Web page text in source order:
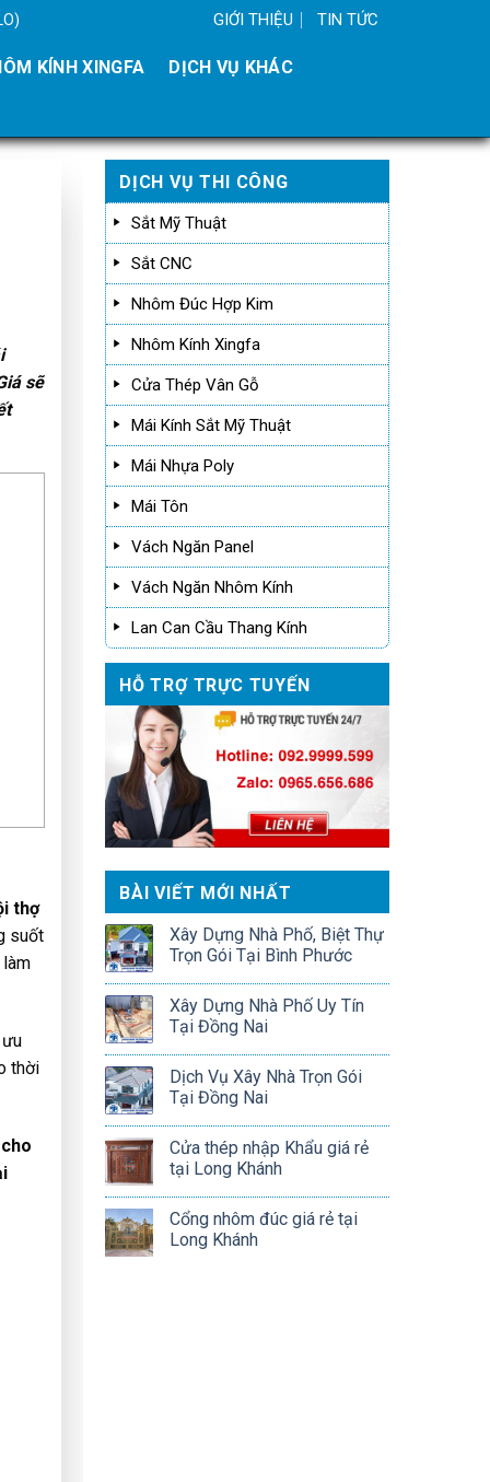
GIỚI THIỆU TIN TỨC
KÍNH XINGFA DỊCH VỤ KHÁC
sẽ
thợ
suốt
thời
DỊCH VỤ THI CÔNG
Sắt Mỹ Thuật
Sắt CNC
Nhôm Đúc Hợp Kim
Nhôm Kính Xingfa
Cửa Thép Vân Gỗ
Mái Kính Sắt Mỹ Thuật
Mái Nhựa Poly
Mái Tôn
Vách Ngăn Panel
Vách Ngăn Nhôm Kính
Lan Can Cầu Thang Kính
HỖ TRỢ TRỰC TUYẾN
BÀI VIẾT MỚI NHẤT
Xây Dựng Nhà Phố, Biệt Thự
Trọn Gói Tại Bình Phước
Xây Dựng Nhà Phố Uy Tín
Tại Đồng Nai
Dịch Vụ Xây Nhà Trọn Gói
Tại Đồng Nai
Cửa thép nhập Khẩu giá rẻ
tại Long Khánh
Cổng nhôm đúc giá rẻ tại
Long Khánh